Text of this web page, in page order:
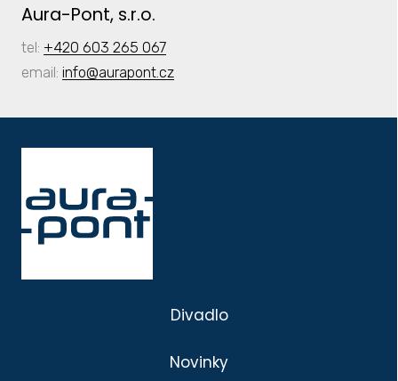
Aura-Pont, s.r.o.
tel: +420 603 265 067
email: info@aurapont.cz
Divadlo
Novinky